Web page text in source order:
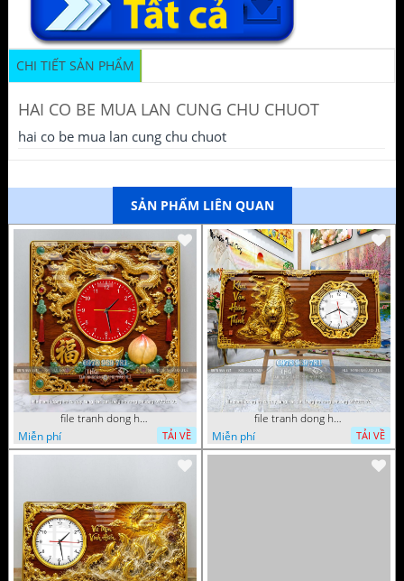
CHI TIẾT SẢN PHẨM
HAI CO BE MUA LAN CUNG CHU CHUOT
hai co be mua lan cung chu chuot
SẢN PHẨM LIÊN QUAN
file tranh dong ho tu quy tung hac dai bang ho rong phuong 072026 93
Miễn phí
TẢI VỀ
file tranh dong ho tu quy tung hac dai bang ho rong phuong 072026 78
Miễn phí
TẢI VỀ